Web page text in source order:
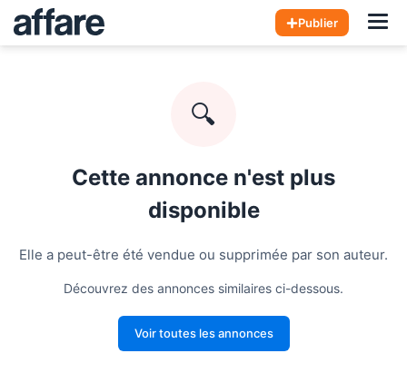
Publier
🔍
Cette annonce n'est plus
disponible
Elle a peut-être été vendue ou supprimée par son auteur.
Découvrez des annonces similaires ci-dessous.
Voir toutes les annonces